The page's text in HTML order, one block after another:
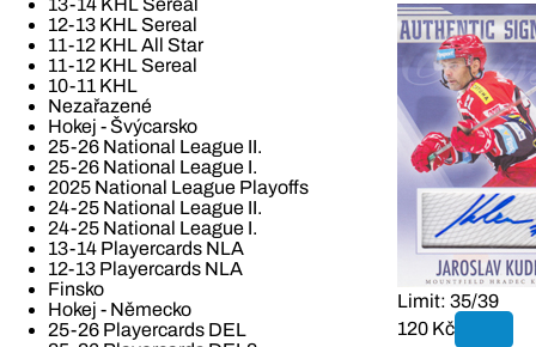
13-14 KHL Sereal
12-13 KHL Sereal
11-12 KHL All Star
11-12 KHL Sereal
10-11 KHL
Nezařazené
Hokej - Švýcarsko
25-26 National League II.
25-26 National League I.
2025 National League Playoffs
24-25 National League II.
24-25 National League I.
13-14 Playercards NLA
12-13 Playercards NLA
Finsko
Hokej - Německo
25-26 Playercards DEL
Limit: 35/39
120 Kč